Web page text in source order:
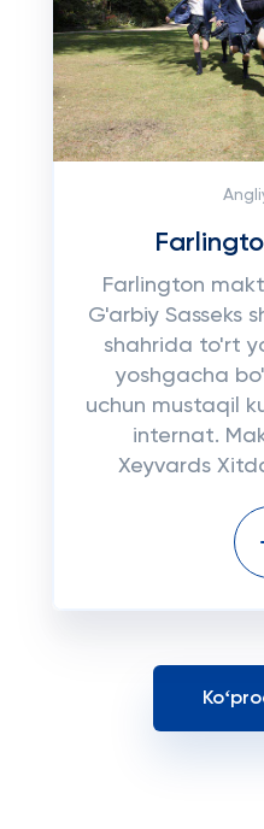
Farlington
G'arbiy Sasseks
shahrida to'rt
yoshgacha
uchun mustaqil
internat.
Xeyvards